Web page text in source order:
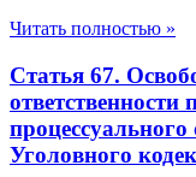
Читать полностью »
Статья 67.
Уголовного